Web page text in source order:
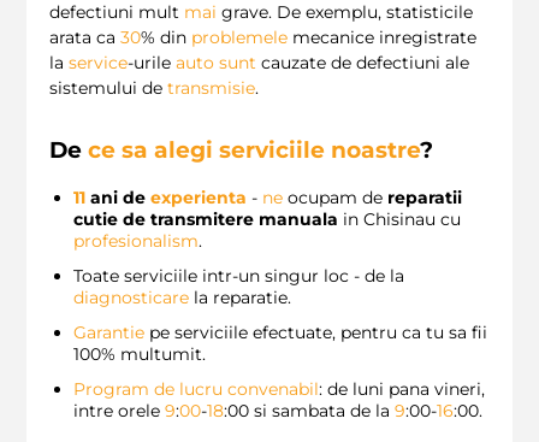
defectiuni mult mai grave. De exemplu, statisticile
arata ca 30% din problemele mecanice inregistrate
la service-urile auto sunt cauzate de defectiuni ale
sistemului de transmisie.
De ce sa alegi serviciile noastre?
11 ani de experienta - ne ocupam de reparatii
cutie de transmitere manuala in Chisinau cu
profesionalism.
Toate serviciile intr-un singur loc - de la
diagnosticare la reparatie.
Garantie pe serviciile efectuate, pentru ca tu sa fii
100% multumit.
Program de lucru convenabil: de luni pana vineri,
intre orele 9:00-18:00 si sambata de la 9:00-16:00.